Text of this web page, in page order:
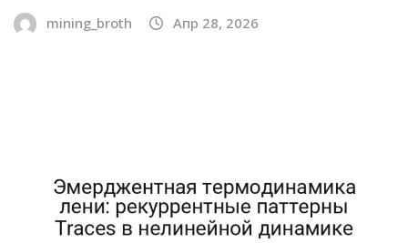
mining_broth Апр 28, 2026